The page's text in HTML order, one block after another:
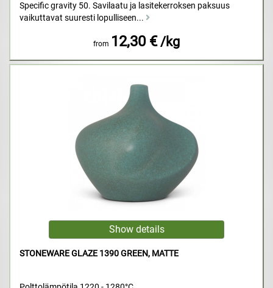
Specific gravity 50. Savilaatu ja lasitekerroksen paksuus
vaikuttavat suuresti lopulliseen...
from 12,30 € /kg
STONEWARE GLAZE 1390 GREEN, MATTE